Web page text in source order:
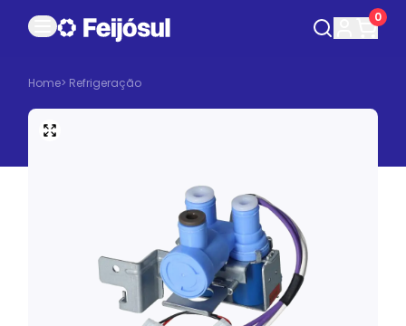
0
Home> Refrigeração